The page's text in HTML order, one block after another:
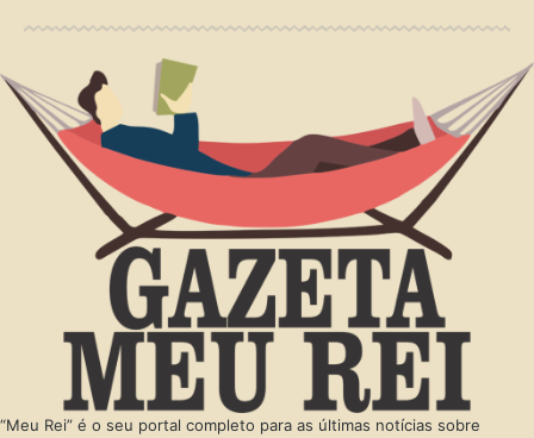
“Meu Rei” é o seu portal completo para as últimas notícias sobre